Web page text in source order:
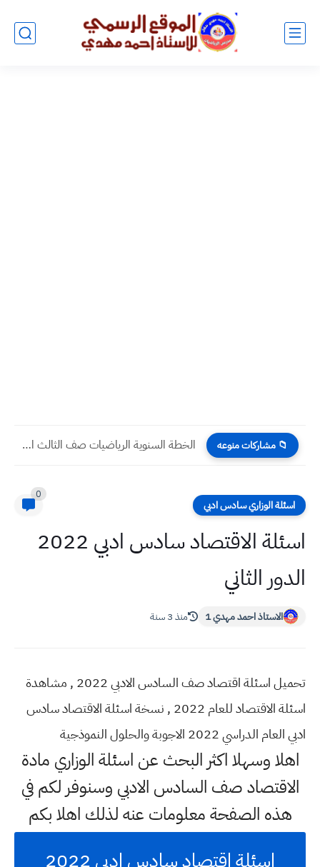
📁 مشاركات منوعه الخطة السنوية الرياضيات صف الثالث المتوسط 2025 2026
اسئلة الوزاري سادس ادبي
0
اسئلة الاقتصاد سادس ادبي 2022
الدور الثاني
الاستاذ احمد مهدي 1 منذ 3 سنة
تحميل اسئلة اقتصاد صف السادس الادبي 2022 , مشاهدة
اسئلة الاقتصاد للعام 2022 , نسخة اسئلة الاقتصاد سادس
ادبي العام الدراسي 2022 الاجوبة والحلول النموذجية
اهلا وسهلا اكثر البحث عن اسئلة الوزاري مادة
الاقتصاد صف السادس الادبي وسنوفر لكم في
هذه الصفحة معلومات عنه لذلك اهلا بكم
اسئلة اقتصاد سادس ادبي 2022